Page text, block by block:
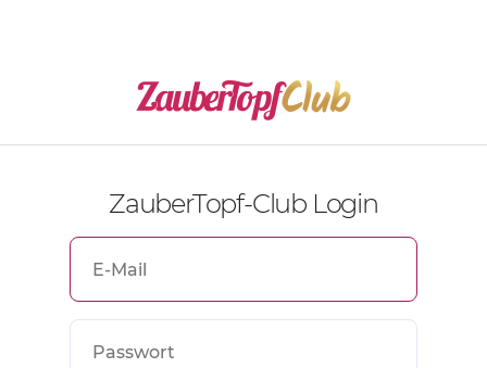
ZauberTopf-Club Login